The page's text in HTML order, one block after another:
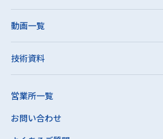
動画一覧
技術資料
営業所一覧
お問い合わせ